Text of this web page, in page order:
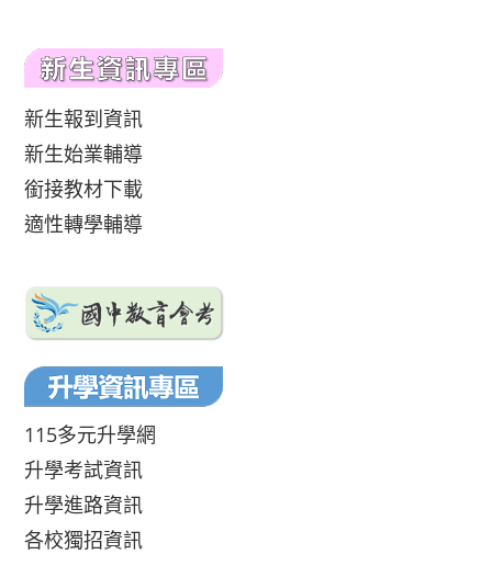
新生報到資訊
新生始業輔導
銜接教材下載
適性轉學輔導
115多元升學網
升學考試資訊
升學進路資訊
各校獨招資訊